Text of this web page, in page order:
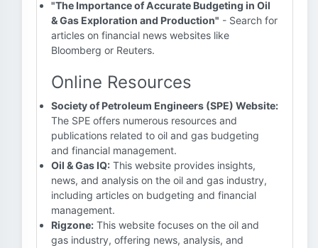
"The Importance of Accurate Budgeting in Oil
& Gas Exploration and Production" - Search for
articles on financial news websites like
Bloomberg or Reuters.
Online Resources
Society of Petroleum Engineers (SPE) Website:
The SPE offers numerous resources and
publications related to oil and gas budgeting
and financial management.
Oil & Gas IQ: This website provides insights,
news, and analysis on the oil and gas industry,
including articles on budgeting and financial
management.
Rigzone: This website focuses on the oil and
gas industry, offering news, analysis, and